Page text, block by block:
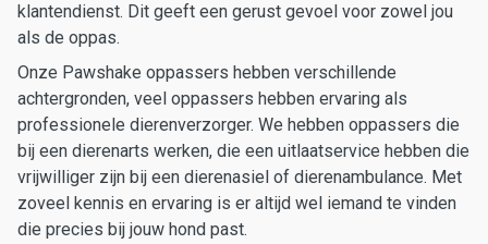
klantendienst. Dit geeft een gerust gevoel voor zowel jou
als de oppas.
Onze Pawshake oppassers hebben verschillende
achtergronden, veel oppassers hebben ervaring als
professionele dierenverzorger. We hebben oppassers die
bij een dierenarts werken, die een uitlaatservice hebben die
vrijwilliger zijn bij een dierenasiel of dierenambulance. Met
zoveel kennis en ervaring is er altijd wel iemand te vinden
die precies bij jouw hond past.